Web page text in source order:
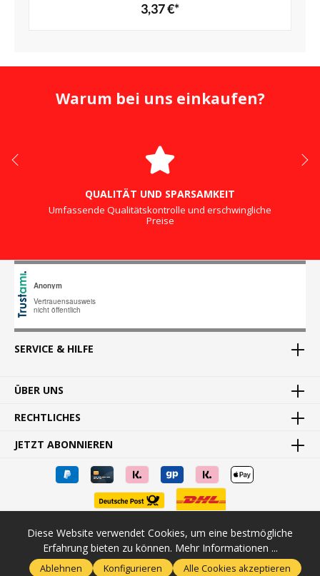
3,37 €*
Warum bei uns einkaufen?
QUALITÄT UND SPARSAMKEIT
Umfassende Qualitätskontrolle und erschwingliche
Preise
SERVICE & HILFE
ÜBER UNS
RECHTLICHES
JETZT ABONNIEREN
* Alle Preise inkl. gesetzl. Mehrwertsteuer zzgl.Versandkosten
ggf. Nachnahmegebühren, wenn nicht anders angegeben.
Diese Website verwendet Cookies, um eine bestmögliche
Erfahrung bieten zu können. Mehr Informationen ...
Ablehnen Konfigurieren Alle Cookies akzeptieren